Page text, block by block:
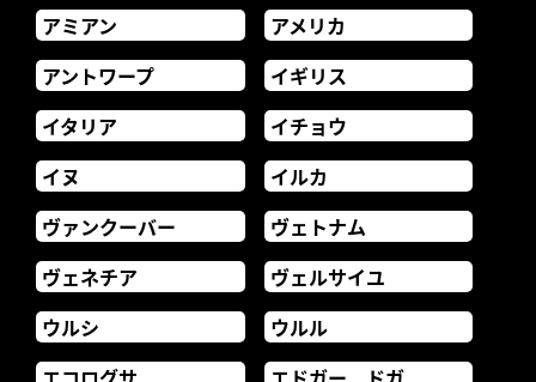
アミアン
アメリカ
アントワープ
イギリス
イタリア
イチョウ
イヌ
イルカ
ヴァンクーバー
ヴェトナム
ヴェネチア
ヴェルサイユ
ウルシ
ウルル